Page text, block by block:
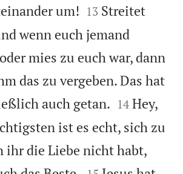
um! 

13 Streitet
wenn euch jemand
mies zu euch war, dann
das zu vergeben. Das hat
auch getan. 

14 Hey,
ist es echt, sich zu
ihr die Liebe nicht habt,